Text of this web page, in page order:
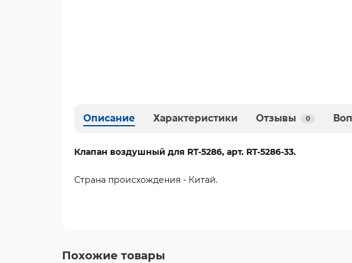
Описание Характеристики Отзывы 0
Клапан воздушный для RT-5286, арт. RT-5286-33.
Страна происхождения - Китай.
Похожие товары